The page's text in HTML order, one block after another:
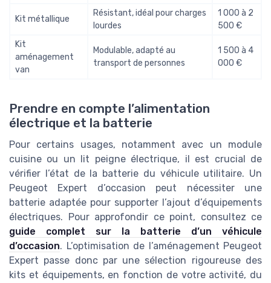
Kit métallique
Résistant, idéal pour charges
lourdes
1 000 à 2
500 €
Kit
aménagement
van
Modulable, adapté au
transport de personnes
1 500 à 4
000 €
Prendre en compte l’alimentation
électrique et la batterie
Pour certains usages, notamment avec un module
cuisine ou un lit peigne électrique, il est crucial de
vérifier l’état de la batterie du véhicule utilitaire. Un
Peugeot Expert d’occasion peut nécessiter une
batterie adaptée pour supporter l’ajout d’équipements
électriques. Pour approfondir ce point, consultez ce
guide complet sur la batterie d’un véhicule
d’occasion. L’optimisation de l’aménagement Peugeot
Expert passe donc par une sélection rigoureuse des
kits et équipements, en fonction de votre activité, du